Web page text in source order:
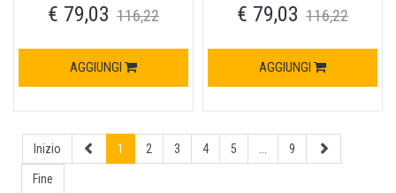
satinato€ 79,03 116,22
AGGIUNGI
€ 79,03 116,22
AGGIUNGI
Inizio 1 2 3 4 5 9
Fine